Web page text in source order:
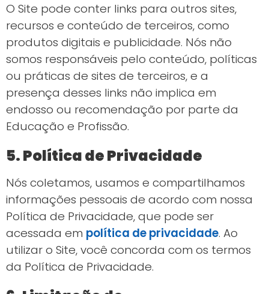
O Site pode conter links para outros sites,
recursos e conteúdo de terceiros, como
produtos digitais e publicidade. Nós não
somos responsáveis pelo conteúdo, políticas
ou práticas de sites de terceiros, e a
presença desses links não implica em
endosso ou recomendação por parte da
Educação e Profissão.
5. Política de Privacidade
Nós coletamos, usamos e compartilhamos
informações pessoais de acordo com nossa
Política de Privacidade, que pode ser
acessada em política de privacidade. Ao
utilizar o Site, você concorda com os termos
da Política de Privacidade.